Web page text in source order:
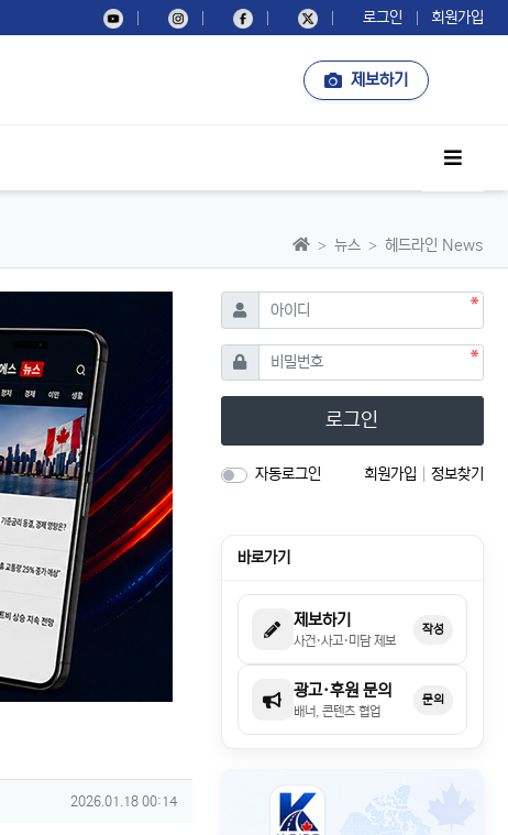
로그인 회원가입
제보하기
사이드
홈으로뉴스 헤드라인 News
작성일
2026.01.18 00:14
아이디 필수
비밀번호필수
로그인
자동로그인 회원가입 정보찾기
바로가기
제보하기
사건·사고·미담 제보
작성
광고·후원 문의
배너, 콘텐츠 협업
문의